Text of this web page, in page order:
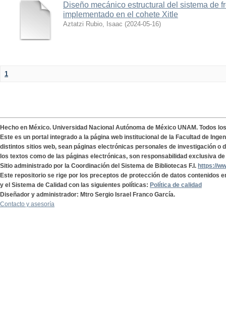
Diseño mecánico estructural del sistema de
implementado en el cohete Xitle
Aztatzi Rubio, Isaac (2024-05-16)
1
Hecho en México. Universidad Nacional Autónoma de México UNAM. Todos
Este es un portal integrado a la página web institucional de la Facultad de
distintos sitios web, sean páginas electrónicas personales de investigación o
los textos como de las páginas electrónicas, son responsabilidad exclusiva
Sitio administrado por la Coordinación del Sistema de Bibliotecas F.I. https://
Este repositorio se rige por los preceptos de protección de datos contenidos
y el Sistema de Calidad con las siguientes políticas: Política de calidad
Diseñador y administrador: Mtro Sergio Israel Franco García.
Contacto y asesoría